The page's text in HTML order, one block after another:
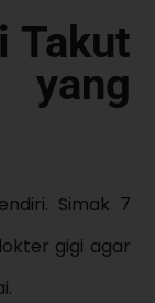
Takut
yang
Simak 7
gigi agar